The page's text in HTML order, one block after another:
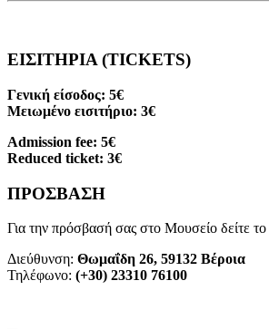
ΕΙΣΙΤΗΡΙΑ (TICKETS)
Γενική είσοδος: 5€
Μειωμένο εισιτήριο: 3€
Admission fee: 5€
Reduced ticket: 3€
ΠΡΟΣΒΑΣΗ
Για την πρόσβασή σας στο Μουσείο δείτε το
Διεύθυνση: Θωμαΐδη 26, 59132 Βέροια
Τηλέφωνο: (+30) 23310 76100